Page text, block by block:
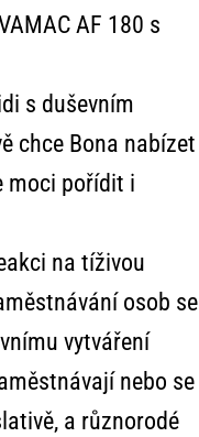
AF 180 s
s duševním
chce Bona nabízet
moci pořídit i
na tíživou
osob se
vytváření
nebo se
a různorodé